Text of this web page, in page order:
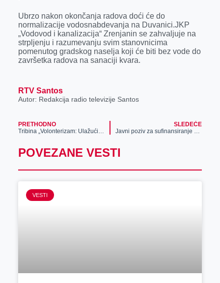
Ubrzo nakon okončanja radova doći će do
normalizacije vodosnabdevanja na Duvanici.JKP
„Vodovod i kanalizacija“ Zrenjanin se zahvaljuje na
strpljenju i razumevanju svim stanovnicima
pomenutog gradskog naselja koji će biti bez vode do
završetka radova na sanaciji kvara.
RTV Santos
Autor: Redakcija radio televizije Santos
PRETHODNO
Tribina „Volonterizam: Ulažući u volontere ulažemo u budućnost“
SLEDEĆE
Javni poziv za sufinansiranje mera energetske sanacije
POVEZANE VESTI
VESTI